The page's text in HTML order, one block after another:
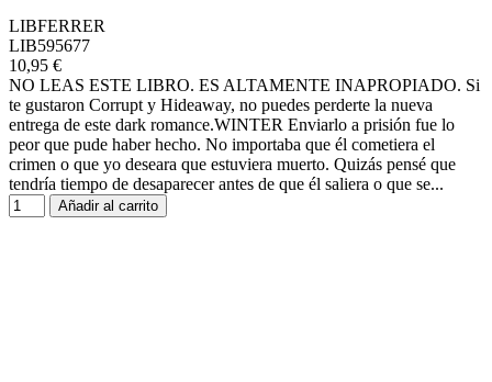
LIBFERRER
LIB595677
10,95 €
NO LEAS ESTE LIBRO. ES ALTAMENTE INAPROPIADO. Si
te gustaron Corrupt y Hideaway, no puedes perderte la nueva
entrega de este dark romance.WINTER Enviarlo a prisión fue lo
peor que pude haber hecho. No importaba que él cometiera el
crimen o que yo deseara que estuviera muerto. Quizás pensé que
tendría tiempo de desaparecer antes de que él saliera o que se...
Añadir al carrito